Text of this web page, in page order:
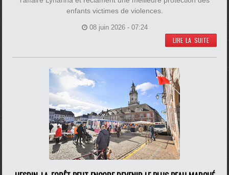
enfants victimes de violences.
08 juin 2026 - 07:24
LIRE LA SUITE